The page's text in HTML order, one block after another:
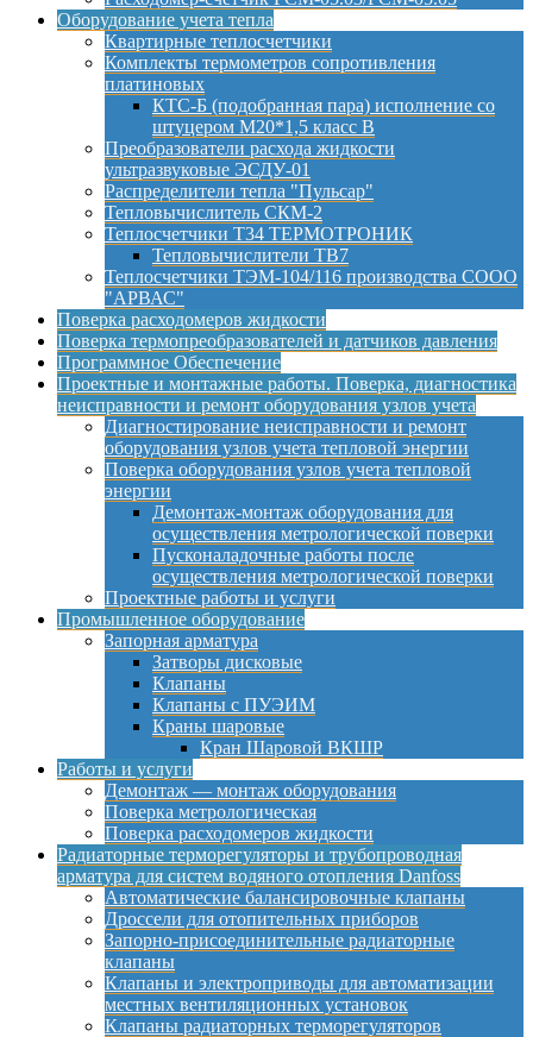
Оборудование учета тепла
Квартирные теплосчетчики
Комплекты термометров сопротивления
платиновых
КТС-Б (подобранная пара) исполнение со
штуцером М20*1,5 класс B
Преобразователи расхода жидкости
ультразвуковые ЭСДУ-01
Распределители тепла "Пульсар"
Тепловычислитель СКМ-2
Теплосчетчики Т34 ТЕРМОТРОНИК
Тепловычислители ТВ7
Теплосчетчики ТЭМ-104/116 производства СООО
"АРВАС"
Поверка расходомеров жидкости
Поверка термопреобразователей и датчиков давления
Программное Обеспечение
Проектные и монтажные работы. Поверка, диагностика
неисправности и ремонт оборудования узлов учета
Диагностирование неисправности и ремонт
оборудования узлов учета тепловой энергии
Поверка оборудования узлов учета тепловой
энергии
Демонтаж-монтаж оборудования для
осуществления метрологической поверки
Пусконаладочные работы после
осуществления метрологической поверки
Проектные работы и услуги
Промышленное оборудование
Запорная арматура
Затворы дисковые
Клапаны
Клапаны с ПУЭИМ
Краны шаровые
Кран Шаровой ВКШР
Работы и услуги
Демонтаж — монтаж оборудования
Поверка метрологическая
Поверка расходомеров жидкости
Радиаторные терморегуляторы и трубопроводная
арматура для систем водяного отопления Danfoss
Автоматические балансировочные клапаны
Дроссели для отопительных приборов
Запорно-присоединительные радиаторные
клапаны
Клапаны и электроприводы для автоматизации
местных вентиляционных установок
Клапаны радиаторных терморегуляторов